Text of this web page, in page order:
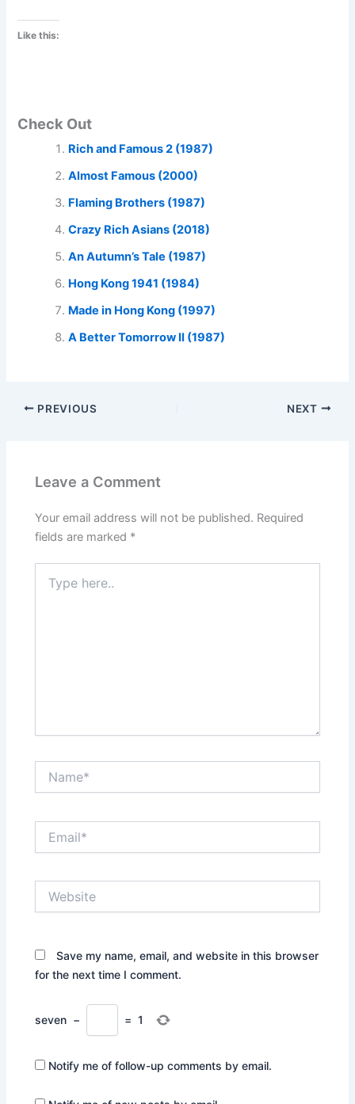
Like this:
Check Out
Rich and Famous 2 (1987)
Almost Famous (2000)
Flaming Brothers (1987)
Crazy Rich Asians (2018)
An Autumn’s Tale (1987)
Hong Kong 1941 (1984)
Made in Hong Kong (1997)
A Better Tomorrow II (1987)
PREVIOUS NEXT
Leave a Comment
Your email address will not be published. Required
fields are marked *
here..
Save my name, email, and website in this browser
for the next time I comment.
seven − = 1
Notify me of follow-up comments by email.